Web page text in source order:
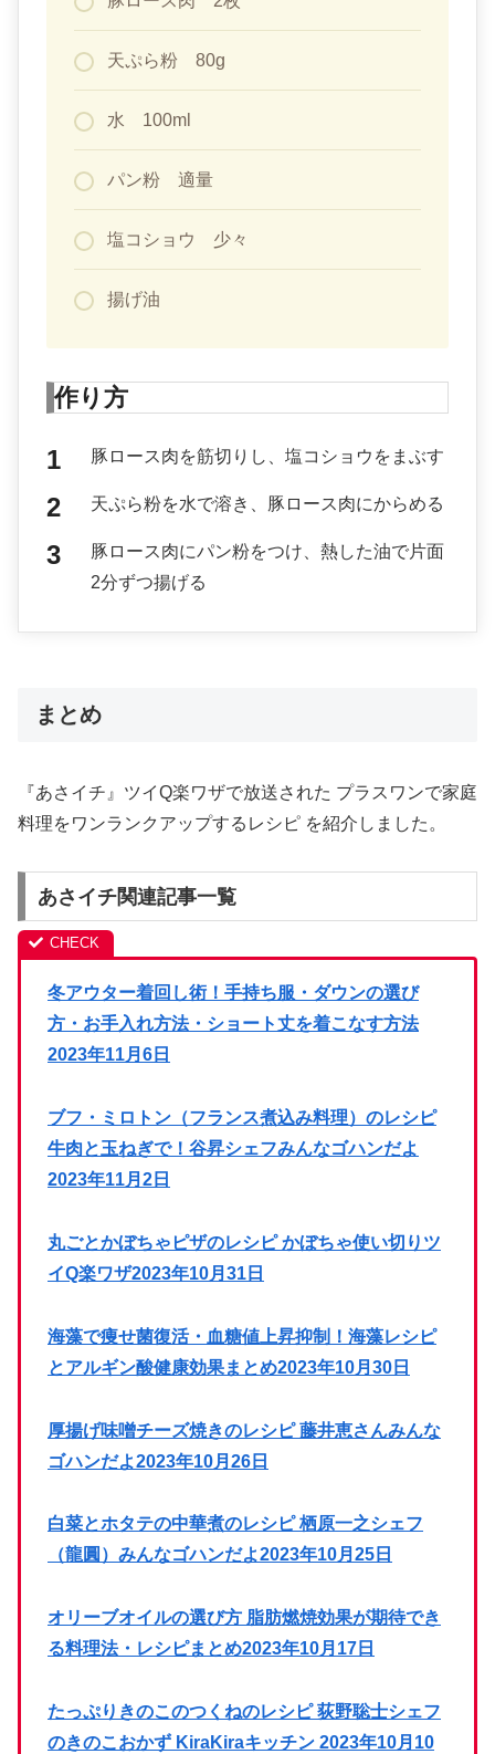
天ぷら粉 80g
水 100ml
パン粉 適量
塩コショウ 少々
揚げ油
作り方
豚ロース肉を筋切りし、塩コショウをまぶす
天ぷら粉を水で溶き、豚ロース肉にからめる
豚ロース肉にパン粉をつけ、熱した油で片面
2分ずつ揚げる
まとめ
『あさイチ』ツイQ楽ワザで放送された プラスワンで家庭
料理をワンランクアップするレシピ を紹介しました。
あさイチ関連記事一覧
冬アウター着回し術！手持ち服・ダウンの選び
方・お手入れ方法・ショート丈を着こなす方法
2023年11月6日
ブフ・ミロトン（フランス煮込み料理）のレシピ
牛肉と玉ねぎで！谷昇シェフみんなゴハンだよ
2023年11月2日
丸ごとかぼちゃピザのレシピ かぼちゃ使い切りツ
イQ楽ワザ2023年10月31日
海藻で痩せ菌復活・血糖値上昇抑制！海藻レシピ
とアルギン酸健康効果まとめ2023年10月30日
厚揚げ味噌チーズ焼きのレシピ 藤井恵さんみんな
ゴハンだよ2023年10月26日
白菜とホタテの中華煮のレシピ 栖原一之シェフ
（龍圓）みんなゴハンだよ2023年10月25日
オリーブオイルの選び方 脂肪燃焼効果が期待でき
る料理法・レシピまとめ2023年10月17日
たっぷりきのこのつくねのレシピ 荻野聡士シェフ
のきのこおかず KiraKiraキッチン 2023年10月10